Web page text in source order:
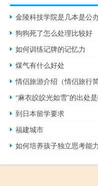
金陵科技学院是几本是公
狗狗死了怎么处理比较好
如何训练记牌的记忆力
煤气有什么好处
情侣旅游介绍（情侣旅行简
“麻衣皎皎光如雪”的出处
到日本留学要求
福建城市
如何培养孩子独立思考能